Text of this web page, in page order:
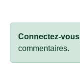
Connectez-vous
commentaires.